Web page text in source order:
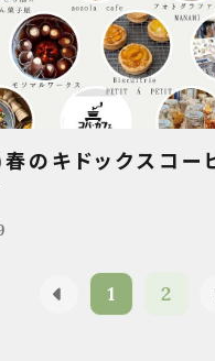
のキドックスコー
1 2